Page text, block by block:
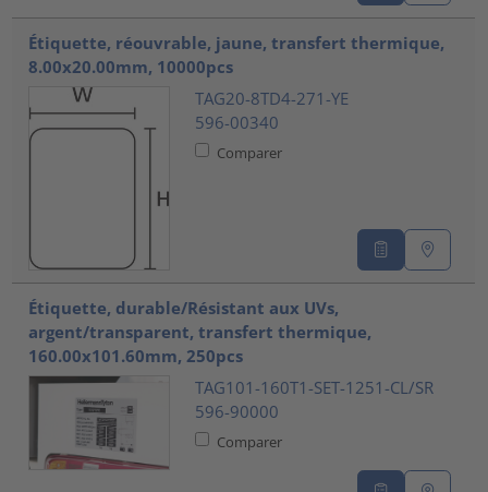
Étiquette, réouvrable, jaune, transfert thermique,
8.00x20.00mm, 10000pcs
TAG20-8TD4-271-YE
596-00340
Comparer
Étiquette, durable/Résistant aux UVs,
argent/transparent, transfert thermique,
160.00x101.60mm, 250pcs
TAG101-160T1-SET-1251-CL/SR
596-90000
Comparer